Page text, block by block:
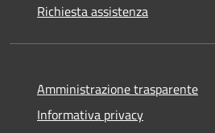
Richiesta assistenza
Amministrazione trasparente
Informativa privacy